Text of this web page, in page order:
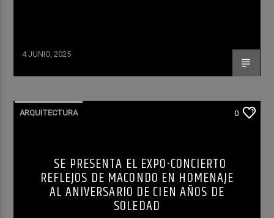
4 JUNIO, 2025
ARQUITECTURA 0
SE PRESENTA EL EXPO-CONCIERTO
REFLEJOS DE MACONDO EN HOMENAJE
AL ANIVERSARIO DE CIEN AÑOS DE
SOLEDAD